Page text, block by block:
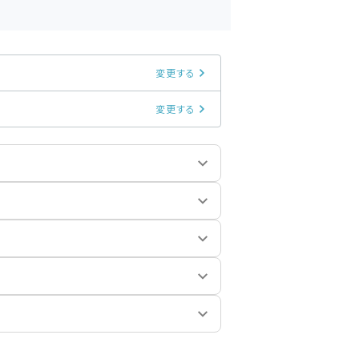
変更する
変更する